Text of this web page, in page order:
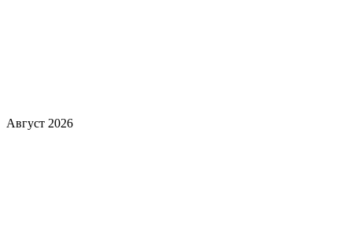
Август 2026